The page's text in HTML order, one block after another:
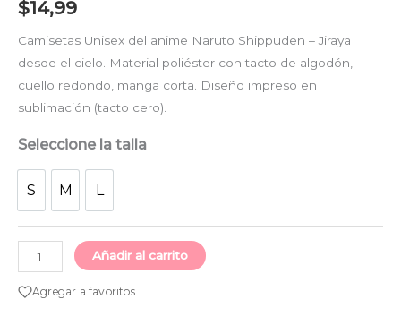
$14,99
Camisetas Unisex del anime Naruto Shippuden – Jiraya
desde el cielo. Material poliéster con tacto de algodón,
cuello redondo, manga corta. Diseño impreso en
sublimación (tacto cero).
Seleccione la talla
S M L
Añadir al carrito
Agregar a favoritos